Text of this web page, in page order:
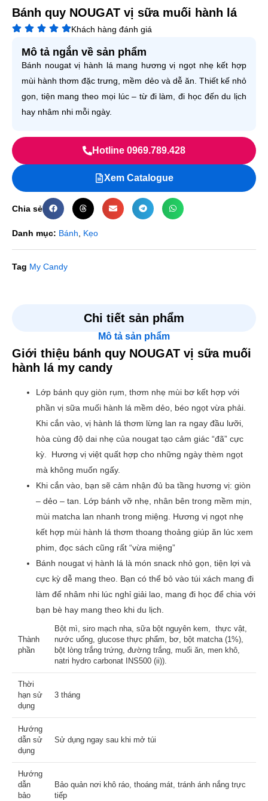
Bánh quy NOUGAT vị sữa muối hành lá
Khách hàng đánh giá
Mô tả ngắn về sản phẩm
Bánh nougat vị hành lá mang hương vị ngọt nhẹ kết hợp
mùi hành thơm đặc trưng, mềm dẻo và dễ ăn. Thiết kế nhỏ
gọn, tiện mang theo mọi lúc – từ đi làm, đi học đến du lịch
hay nhâm nhi mỗi ngày.
Hotline 0969.789.428
Xem Catalogue
Chia sẻ
Danh mục: Bánh Kẹo
Tag My Candy
Chi tiết sản phẩm
Mô tả sản phẩm
Giới thiệu bánh quy NOUGAT vị sữa muối
hành lá my candy
Lớp bánh quy giòn rụm, thơm nhẹ mùi bơ kết hợp với
phần vị sữa muối hành lá mềm dẻo, béo ngọt vừa phải.
Khi cắn vào, vị hành lá thơm lừng lan ra ngay đầu lưỡi,
hòa cùng độ dai nhẹ của nougat tạo cảm giác “đã” cực
kỳ. Hương vị việt quất hợp cho những ngày thèm ngọt
mà không muốn ngấy.
Khi cắn vào, bạn sẽ cảm nhận đủ ba tầng hương vị: giòn
– dẻo – tan. Lớp bánh vỡ nhẹ, nhân bên trong mềm mịn,
mùi matcha lan nhanh trong miệng. Hương vị ngọt nhẹ
kết hợp mùi hành lá thơm thoang thoảng giúp ăn lúc xem
phim, đọc sách cũng rất “vừa miệng”
Bánh nougat vị hành lá là món snack nhỏ gọn, tiện lợi và
cực kỳ dễ mang theo. Bạn có thể bỏ vào túi xách mang đi
làm để nhâm nhi lúc nghỉ giải lao, mang đi học để chia với
bạn bè hay mang theo khi du lịch.
Thành
phần
Bột mì, siro mạch nha, sữa bột nguyên kem, thực vật,
nước uống, glucose thực phẩm, bơ, bột matcha (1%),
bột lòng trắng trứng, đường trắng, muối ăn, men khô,
natri hydro carbonat INS500 (ii)).
Thời
hạn sử
dụng
3 tháng
Hướng
dẫn sử
dụng
Sử dụng ngay sau khi mở túi
Hướng
dẫn
bảo
Bảo quản nơi khô ráo, thoáng mát, tránh ánh nắng trực
tiếp